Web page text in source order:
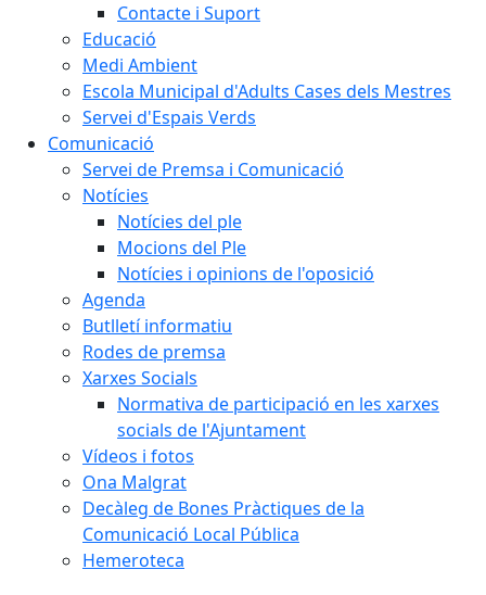
Contacte i Suport
Educació
Medi Ambient
Escola Municipal d'Adults Cases dels Mestres
Servei d'Espais Verds
Comunicació
Servei de Premsa i Comunicació
Notícies
Notícies del ple
Mocions del Ple
Notícies i opinions de l'oposició
Agenda
Butlletí informatiu
Rodes de premsa
Xarxes Socials
Normativa de participació en les xarxes
socials de l'Ajuntament
Vídeos i fotos
Ona Malgrat
Decàleg de Bones Pràctiques de la
Comunicació Local Pública
Hemeroteca